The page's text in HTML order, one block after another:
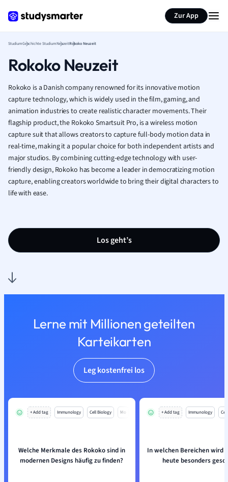
Zur App
StudiumGeschichte StudiumNeuzeitRokoko Neuzeit
Rokoko Neuzeit
Rokoko is a Danish company renowned for its innovative motion
capture technology, which is widely used in the film, gaming, and
animation industries to create realistic character movements. Their
flagship product, the Rokoko Smartsuit Pro, is a wireless motion
capture suit that allows creators to capture full-body motion data in
real-time, making it a popular choice for both independent artists and
major studios. By combining cutting-edge technology with user-
friendly design, Rokoko has become a leader in democratizing motion
capture, enabling creators worldwide to bring their digital characters to
life with ease.
Los geht’s
Lerne mit Millionen geteilten
Karteikarten
Leg kostenfrei los
+ Add tag Immunology Cell Biology Mo
Welche Merkmale des Rokoko sind in
modernen Designs häufig zu finden?
+ Add tag Immunology
In welchen Bereichen wird
heute besonders